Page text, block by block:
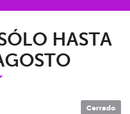
HASTA
Cerrado